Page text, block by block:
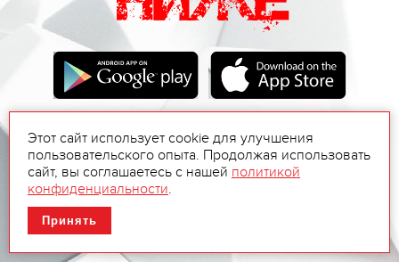
Этот сайт использует cookie для улучшения
пользовательского опыта. Продолжая использовать
сайт, вы соглашаетесь с нашей политикой
конфиденциальности.
Принять